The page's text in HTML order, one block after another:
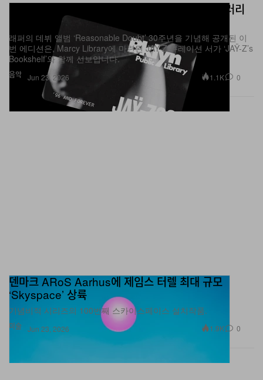
음악
Brooklyn Public Library, 한정판 JAŸ-Z 라이브러리
래퍼의 데뷔 앨범 ‘Reasonable Doubt’ 30주년을 기념해 공개된 이
번 에디션은, Marcy Library에 마련된 JAŸ-Z 큐레이션 서가 ‘JAŸ-Z’s
Bookshelf’와 함께 선보입니다.
Jun 23, 2026 1.1K 0
미술
덴마크 ARoS Aarhus에 제임스 터렐 최대 규모
‘Skyspace’ 상륙
기념비적 시리즈의 100번째 스카이스페이스 설치작품.
Jun 23, 2026 1.9K 0